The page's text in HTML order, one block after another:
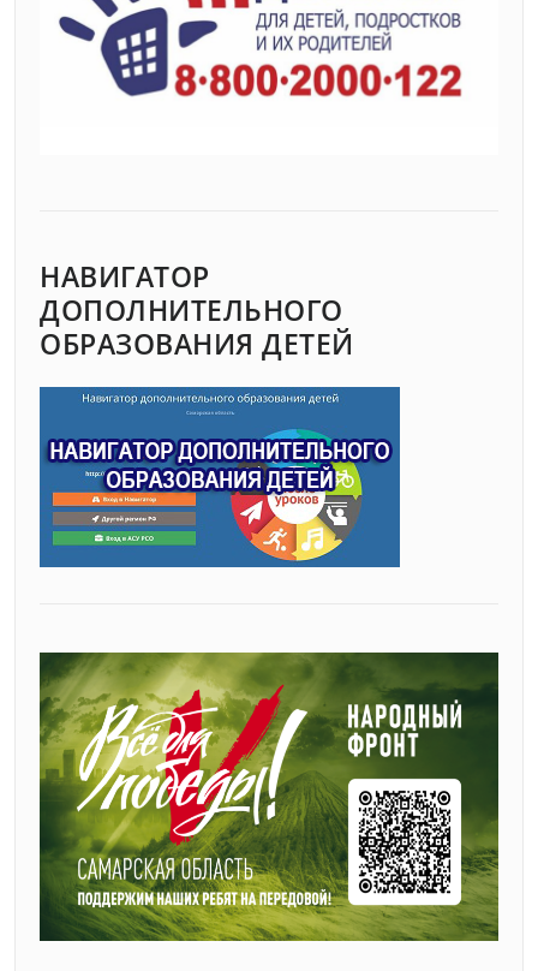
НАВИГАТОР
ДОПОЛНИТЕЛЬНОГО
ОБРАЗОВАНИЯ ДЕТЕЙ